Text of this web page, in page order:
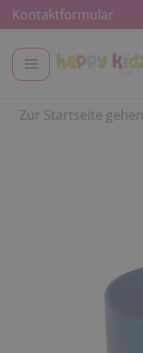
Kontaktformular
Zur Startseite gehen